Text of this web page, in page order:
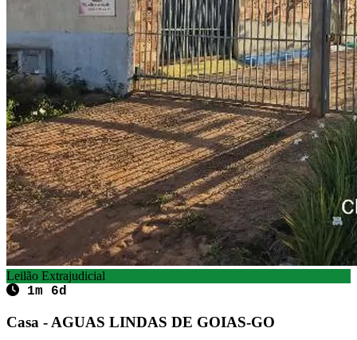
Leilão Extrajudicial
1m 6d
Casa - AGUAS LINDAS DE GOIAS-GO